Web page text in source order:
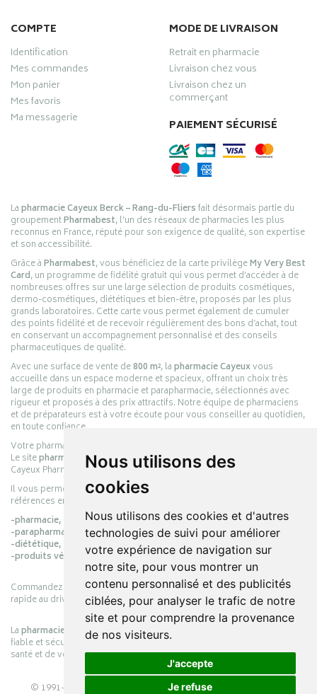
Nous utilisons des
cookies
Nous utilisons des cookies et d'autres
technologies de suivi pour améliorer
votre expérience de navigation sur
notre site, pour vous montrer un
contenu personnalisé et des publicités
ciblées, pour analyser le trafic de notre
site et pour comprendre la provenance
de nos visiteurs.
J'accepte
Je refuse
COMPTE
Identification
Mes commandes
Mon panier
Mes favoris
Ma messagerie
MODE DE LIVRAISON
Retrait en pharmacie
Livraison chez vous
Livraison chez un
commerçant
PAIEMENT SÉCURISÉ
Lapharmacie Cayeux Berck – Rang-du-Fliersfait désormais partie du
groupementPharmabest, l’un des réseaux de pharmacies les plus
reconnus en France, réputé pour son exigence de qualité, son expertise
et son accessibilité.
Grâce àPharmabest, vous bénéficiez de la carte privilègeMy Very Best
Card, un programme de fidélité gratuit qui vous permet d’accéder à de
nombreuses offres sur une large sélection de produits cosmétiques,
dermo-cosmétiques, diététiques et bien-être, proposés par les plus
grands laboratoires. Cette carte vous permet également de cumuler
des points fidélité et de recevoir régulièrement des bons d’achat, tout
en conservant un accompagnement personnalisé et des conseils
pharmaceutiques de qualité.
Avec une surface de vente de800 m², lapharmacie Cayeuxvous
accueille dans un espace moderne et spacieux, offrant un choix très
large de produits en pharmacie et parapharmacie, sélectionnés avec
rigueur et proposés à des prix attractifs. Notre équipe de pharmaciens
et de préparateurs est à votre écoute pour vous conseiller au quotidien,
en toute confiance.
Votre pharmacie en ligne :
Le sitepharmacie-cayeux.frest le prolongement digital de la pharmacie
Cayeux Pharmabest Berck-sur-Mer – Rang-du-Fliers.
Il vous permet de réaliser vos achats en ligne parmi des milliers de
références en :
-pharmacie,
-parapharmacie,
-diététique,
-produits vétérinaires.
Commandez simplement vos produits en ligne et choisissez le retrait
rapide au drive ou la livraison à domicile, en toute simplicité.
Lapharmacie Cayeuxs’engage à vous offrir une expérience pratique,
fiable et sécurisée, en officine comme en ligne, au service de votre
santé et de votre bien-être.
© 1991-2026 PHARMACIE CAYEUX– Tous droits réservés –